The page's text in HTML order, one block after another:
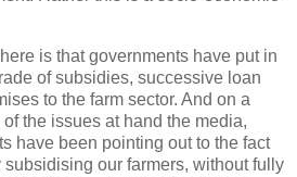
is that governments have put in
of subsidies, successive loan
to the farm sector. And on a
the issues at hand the media,
have been pointing out to the fact
our farmers, without fully